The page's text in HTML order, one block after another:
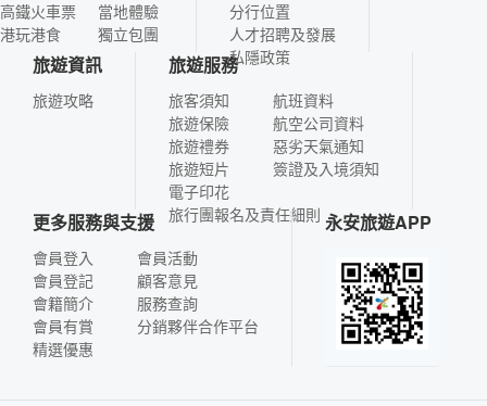
高鐵火車票
港玩港食
當地體驗
獨立包團
分行位置
人才招聘及發展
私隱政策
旅遊資訊
旅遊攻略
旅遊服務
旅客須知
旅遊保險
旅遊禮券
旅遊短片
電子印花
航班資料
航空公司資料
惡劣天氣通知
簽證及入境須知
旅行團報名及責任細則
更多服務與支援
會員登入
會員登記
會籍簡介
會員有賞
精選優惠
會員活動
顧客意見
服務查詢
分銷夥伴合作平台
永安旅遊APP